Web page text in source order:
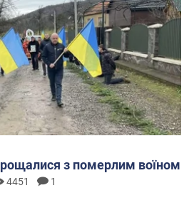
з померлим воїном
4451 1